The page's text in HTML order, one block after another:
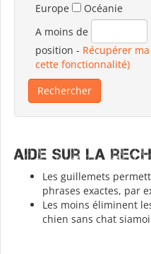
Europe
Océanie
A moins de
position - Récupérer
cette fonctionnalité)
Aide sur la
Les guillemets
phrases exactes, par
Les moins éliminent
chien sans chat